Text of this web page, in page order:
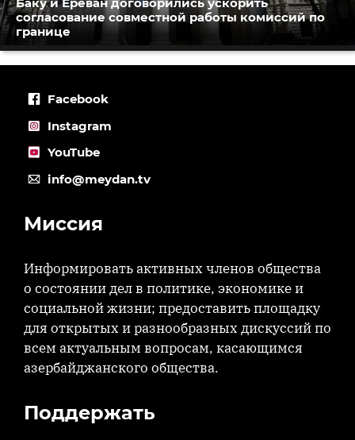
Баку и Ереван договорились ускорить
согласование совместной работы комиссий по
границе
Facebook
Instagram
YouTube
info@meydan.tv
Миссия
Информировать активных членов общества
о состоянии дел в политике, экономике и
социальной жизни; предоставить площадку
для открытых и разнообразных дискуссий по
всем актуальным вопросам, касающимся
азербайджанского общества.
Поддержать